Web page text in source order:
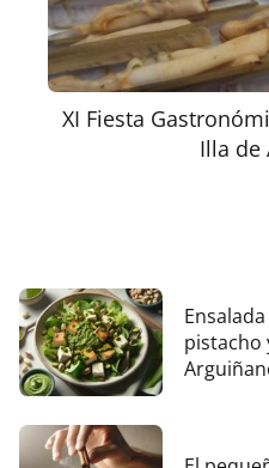
XI Fiesta
Illa de
pistacho